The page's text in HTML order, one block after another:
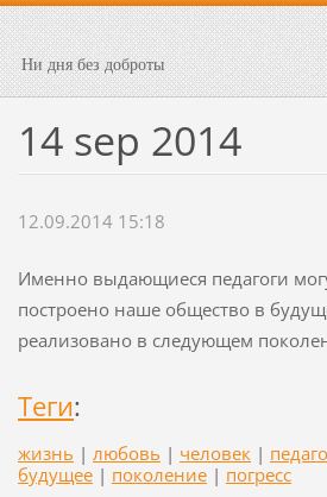
Ни дня без доброты
14 sep 2014
12.09.2014 15:18
Именно выдающиеся педагоги
построено наше общество в
реализовано в следующем
Теги:
жизнь | любовь | человек |
будущее | поколение | погресс